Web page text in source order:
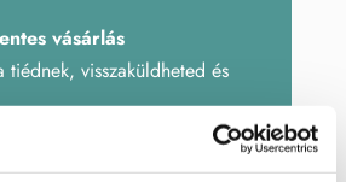
vásárlás
tiédnek, visszaküldheted és